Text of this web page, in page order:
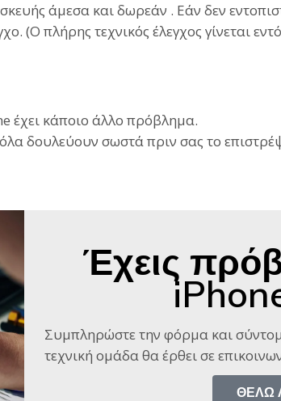
άμεσα και δωρεάν . Εάν δεν
(Ο πλήρης τεχνικός έλεγχος γίνεται
έχει κάποιο άλλο πρόβλημα.
δουλεύουν σωστά πριν σας το
Έχεις
Συμπληρώστε την φόρμα και
τεχνική ομάδα θα έρθει σε
ΘΈΛΩ